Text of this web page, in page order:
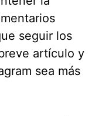
seguir los
artículo y
sea más